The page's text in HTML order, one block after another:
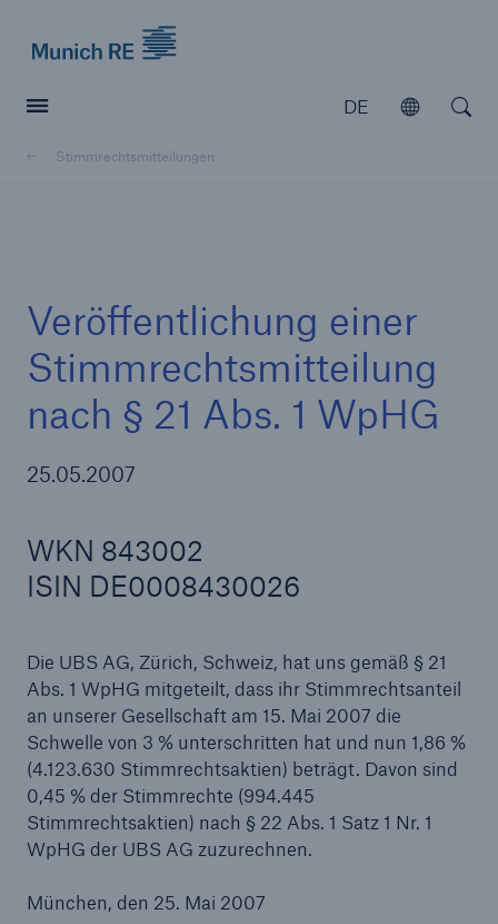
DE
Öffnen
Stimmrechtsmitteilungen
Veröffentlichung einer
Stimmrechtsmitteilung
nach § 21 Abs. 1 WpHG
25.05.2007
WKN 843002
ISIN DE0008430026
Die UBS AG, Zürich, Schweiz, hat uns gemäß § 21
Abs. 1 WpHG mitgeteilt, dass ihr Stimmrechtsanteil
an unserer Gesellschaft am 15. Mai 2007 die
Schwelle von 3 % unterschritten hat und nun 1,86 %
(4.123.630 Stimmrechtsaktien) beträgt. Davon sind
0,45 % der Stimmrechte (994.445
Stimmrechtsaktien) nach § 22 Abs. 1 Satz 1 Nr. 1
WpHG der UBS AG zuzurechnen.
München, den 25. Mai 2007